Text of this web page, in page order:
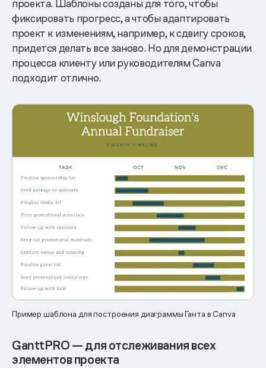
проекта. Шаблоны созданы для того, чтобы
фиксировать прогресс, а чтобы адаптировать
проект к изменениям, например, к сдвигу сроков,
придется делать все заново. Но для демонстрации
процесса клиенту или руководителям Canva
подходит отлично.
Пример шаблона для построения диаграммы Ганта в Сanva
GanttPRO — для отслеживания всех
элементов проекта